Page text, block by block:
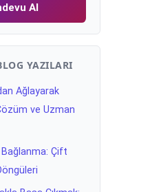
Al
YAZILARI
Ağlayarak
ve Uzman
Bağlanma: Çift